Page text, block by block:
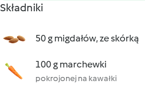
Składniki
50 g migdałów, ze skórką
100 g marchewki
pokrojonej na kawałki